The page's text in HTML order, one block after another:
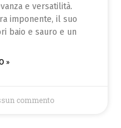
e versatilità.
imponente, il suo
baio e sauro e un
»
commento